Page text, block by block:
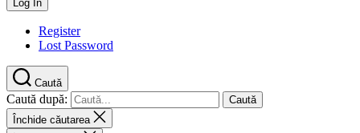
Register
Lost Password
Caută
Caută după:
Închide căutarea